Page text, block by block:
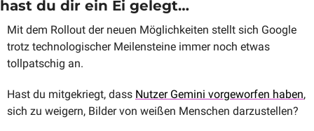
hast du dir ein Ei gelegt…
Mit dem Rollout der neuen Möglichkeiten stellt sich Google
trotz technologischer Meilensteine immer noch etwas
tollpatschig an.
Hast du mitgekriegt, dass Nutzer Gemini vorgeworfen haben,
sich zu weigern, Bilder von weißen Menschen darzustellen?